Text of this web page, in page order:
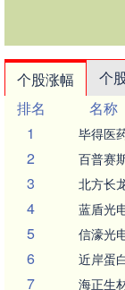
个股涨幅 个
排名
名称
1
毕得医
2 百普赛
3 北方长
4 蓝盾光
5 信濠光
6 近岸蛋
7 海正生